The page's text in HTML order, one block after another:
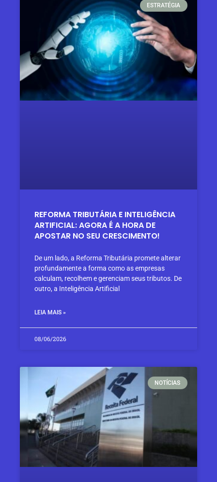
ESTRATÉGIA
REFORMA TRIBUTÁRIA E INTELIGÊNCIA
ARTIFICIAL: AGORA É A HORA DE
APOSTAR NO SEU CRESCIMENTO!
De um lado, a Reforma Tributária promete alterar
profundamente a forma como as empresas
calculam, recolhem e gerenciam seus tributos. De
outro, a Inteligência Artificial
LEIA MAIS »
08/06/2026
NOTÍCIAS